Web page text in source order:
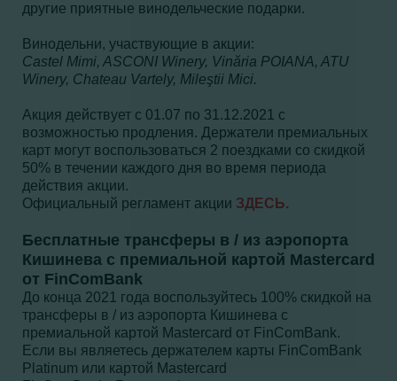
другие приятные винодельческие подарки.
Винодельни, участвующие в акции:
Castel Mimi, ASCONI Winery, Vinăria POIANA, ATU
Winery, Chateau Vartely, Mileştii Mici.
Акция действует с 01.07 по 31.12.2021 с
возможностью продления. Держатели премиальных
карт могут воспользоваться 2 поездками со скидкой
50% в течении каждого дня во время периода
действия акции.
Официальный регламент акции ЗДЕСЬ.
Бесплатные трансферы в / из аэропорта
Кишинева с премиальной картой Mastercard
от FinComBank
До конца 2021 года воспользуйтесь 100% скидкой на
трансферы в / из аэропорта Кишинева с
премиальной картой Mastercard от FinComBank.
Если вы являетесь держателем карты FinComBank
Platinum или картой Mastercard